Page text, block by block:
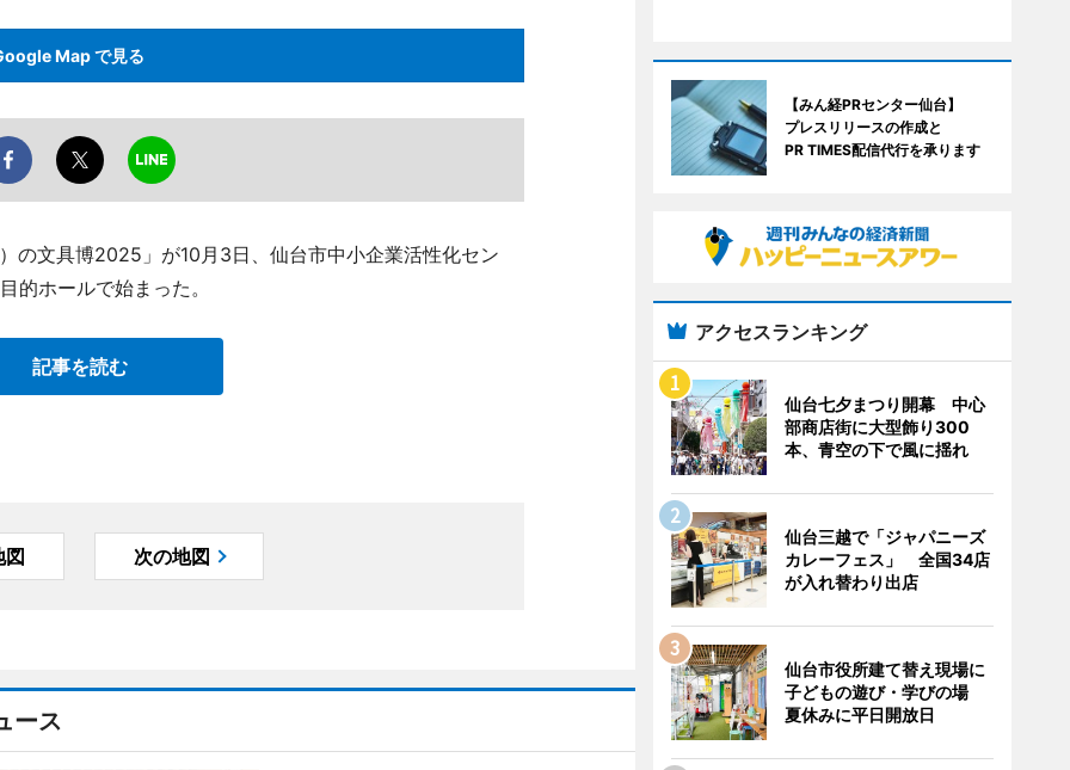
Map で見る
の文具博2025」が10月3日、仙台市中小企業活性化セン
的ホールで始まった。
記事を読む
図 次の地図
ース
【みん経PRセンター仙台】
プレスリリースの作成と
PR TIMES配信代行を承ります
アクセスランキング
仙台七夕まつり開幕 中心
部商店街に大型飾り300
本、青空の下で風に揺れ
仙台三越で「ジャパニーズ
カレーフェス」 全国34店
が入れ替わり出店
仙台市役所建て替え現場に
子どもの遊び・学びの場
夏休みに平日開放日